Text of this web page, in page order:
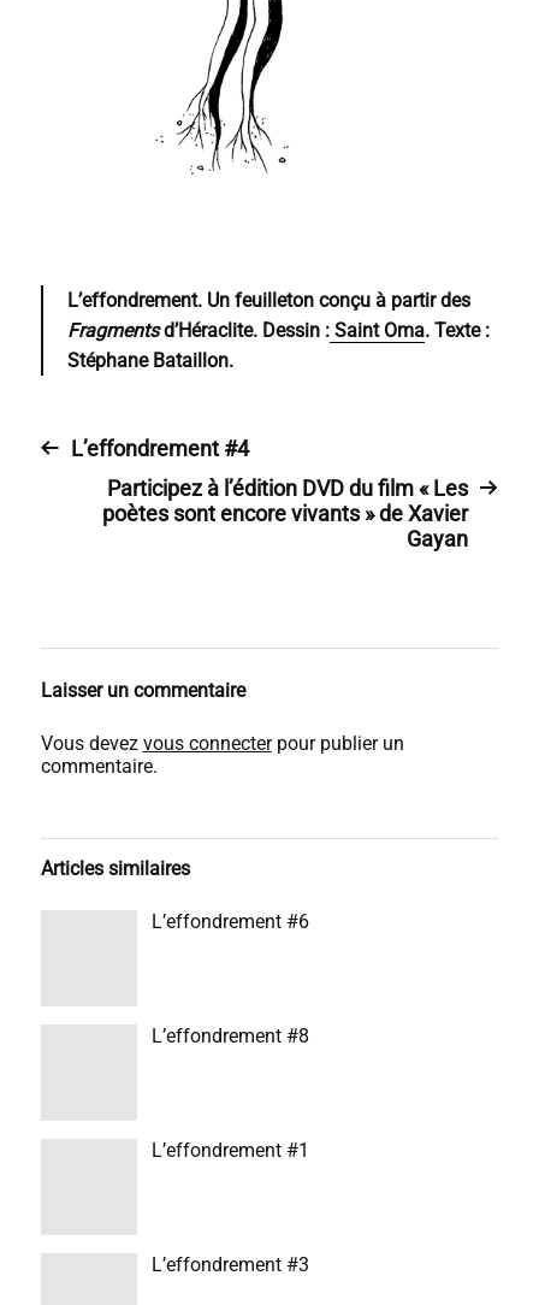
L’effondrement.Un feuilleton conçu à partir des
Fragmentsd’Héraclite. Dessin :Saint Oma. Texte :
Stéphane Bataillon.
L’effondrement #4
Participez à l’édition DVD du film « Les
poètes sont encore vivants » de Xavier
Gayan
Laisser un commentaire
Vous devez vous connecterpour publier un
commentaire.
Articles similaires
L’effondrement #6
L’effondrement #8
L’effondrement #1
L’effondrement #3